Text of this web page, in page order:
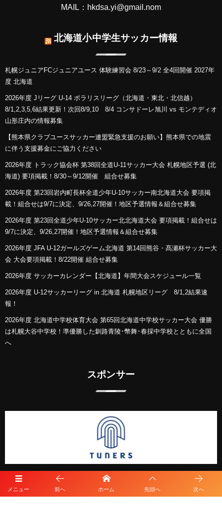
メニュー 前へ ホーム 先頭へ 次へ
MAIL：hkdsa.yi@gmail.nom
北海道小中学生サッカー情報
札幌ジュニアFCジュニアユース 体験練習会 8/23～9/2 全4回開催 2027年
度 北海道
2026年度 Jリーグ U-14 ポラリスリーグ（北海道・東北・北信越）
8/1,2,3,5,6結果更新！次回8/9,10 8/4 コンサドーレ旭川 vs モンテディオ
山形庄内の情報募集
【熊本県クラブユースサッカー連盟緊急支援のお願い】熊本県での地震
に伴う支援募金にご協力ください
2026年度 トラック協会杯 第38回全道U-11サッカー大会 札幌地区予選 (北
海道) 要項掲載！8/30～9/12開催 組合せ募集
2026年度 第23回岩内町長杯全道少年U-10サッカー南北海道大会 要項掲
載！組合せは9/7に決定、9/26,27開催！地区予選情報＆組合せ募集
2026年度 第23回全道少年U-10サッカー北北海道大会 要項掲載！組合せは
9/7に決定、9/26,27開催！地区予選情報＆組合せ募集
2026年度 JFA U-12ガールズゲーム北海道 第14回熊谷・髙瀬杯サッカー大
会 大会要項掲載！8/22開催 組合せ募集
2026年度 サッカーカレンダー【北海道】年間大会スケジュール一覧
2026年度 U-12サッカーリーグ in 北海道 札幌地区リーグ 8/1,2結果速
報！
2026年度 北海道中学校体育大会 第65回北海道中学校サッカー大会 優勝
は札幌大谷中学校！準優勝した釧路青陵･幣舞･春採中学校とともに全国
へ
スポンサー